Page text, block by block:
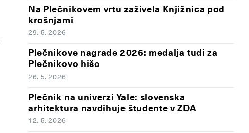
Na Plečnikovem vrtu zaživela Knjižnica pod
krošnjami
29. 5. 2026
Plečnikove nagrade 2026: medalja tudi za
Plečnikovo hišo
26. 5. 2026
Plečnik na univerzi Yale: slovenska
arhitektura navdihuje študente v ZDA
12. 5. 2026